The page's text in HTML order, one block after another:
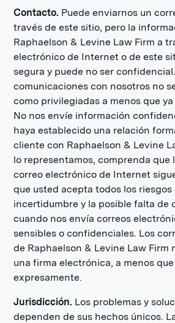
Contacto. Puede enviarnos un
través de este sitio, pero la
Raphaelson & Levine Law Firm a
electrónico de Internet o de este
segura y puede no ser
comunicaciones con nosotros no
como privilegiadas a menos que
No nos envíe información
haya establecido una relación
cliente con Raphaelson & Levine
lo representamos, comprenda que
correo electrónico de Internet
que usted acepta todos los riesgos
incertidumbre y la posible falta de
cuando nos envía correos
sensibles o confidenciales. Los
de Raphaelson & Levine Law Firm
una firma electrónica, a menos
expresamente.
Jurisdicción. Los problemas y
dependen de sus hechos únicos.